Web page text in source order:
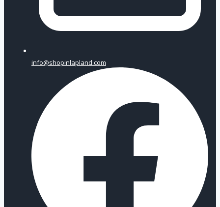
info@shopinlapland.com